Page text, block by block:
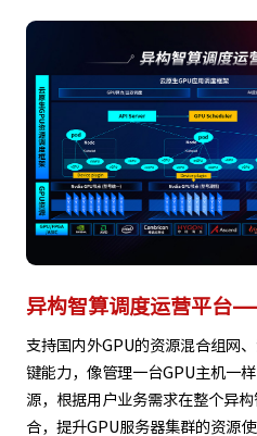
异构智算调度运营平台
支持国内外GPU的资源混合组网
键能力，像管理一台GPU主机一
源，根据用户业务需求在整个异
合，提升GPU服务器集群的资源使